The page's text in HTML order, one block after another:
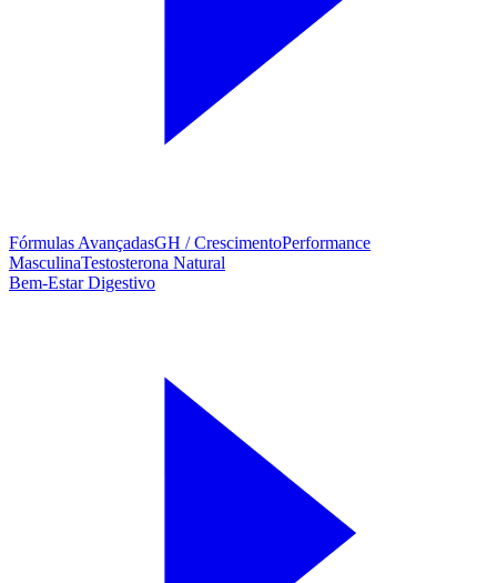
Fórmulas AvançadasGH / CrescimentoPerformance
MasculinaTestosterona Natural
Bem-Estar Digestivo